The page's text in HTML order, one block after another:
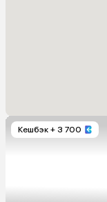
Кешбэк + 3 700